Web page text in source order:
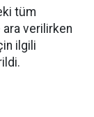
tüm
verilirken
ilgili